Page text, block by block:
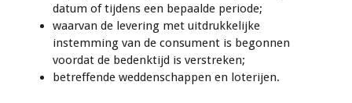
datum of tijdens een bepaalde periode;
waarvan de levering met uitdrukkelijke
instemming van de consument is begonnen
voordat de bedenktijd is verstreken;
betreffende weddenschappen en loterijen.